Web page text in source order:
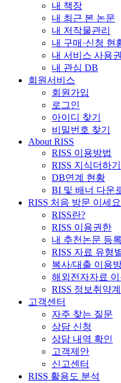
내 책장
내 최근 본 논문
내 저작물관리
내 구매·신청 현
내 서비스 사용
내 관심 DB
회원서비스
회원가입
로그인
아이디 찾기
비밀번호 찾기
About RISS
RISS 이용방법
RISS 지식더하기
DB연계 현황
BI 및 배너 다운
RISS 처음 방문 이세
RISS란?
RISS 이용권한
내 추천논문 등
RISS 자료 유형
복사/대출 이용
해외전자자료
RISS 정보취약
고객센터
자주 찾는 질문
상담 신청
상담 내역 확인
고객제안
신고센터
RISS 활용도 분석